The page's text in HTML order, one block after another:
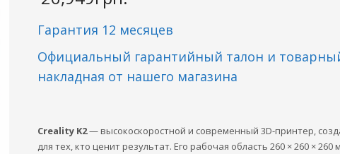
Гарантия 12 месяцев
Официальный гарантийный талон и
накладная от нашего магазина
Creality K2— высокоскоростной и современный 3D-принтер,
для тех, кто ценит результат. Его рабочая область 260 × 260 × 260